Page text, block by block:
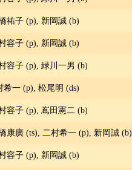
祐子 (p), 新岡誠 (b)
容子 (p), 新岡誠 (b)
容子 (p), 緑川一男 (b)
一 (p), 松尾明 (ds)
容子 (p), 嶌田憲二 (b)
康廣 (ts), 二村希一 (p), 新岡誠 (b)
容子 (p), 新岡誠 (b)